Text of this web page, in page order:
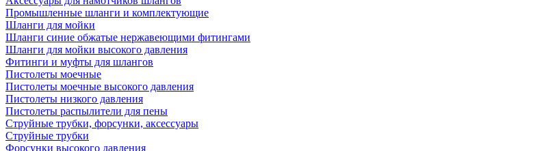
Промышленные шланги и комплектующие
Шланги для мойки
Шланги синие обжатые нержавеющими фитингами
Шланги для мойки высокого давления
Фитинги и муфты для шлангов
Пистолеты моечные
Пистолеты моечные высокого давления
Пистолеты низкого давления
Пистолеты распылители для пены
Струйные трубки, форсунки, аксессуары
Струйные трубки
Форсунки высокого давления